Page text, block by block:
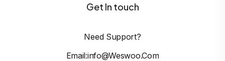
Get In touch
Need Support?
Email:info@weswoo.com